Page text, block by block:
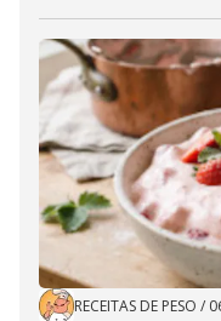
RECEITAS DE PESO /